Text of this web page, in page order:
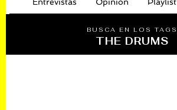
BUSCA EN LOS TAGS
THE DRUMS